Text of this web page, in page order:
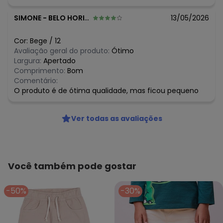
SIMONE - BELO HORIZONTE - MG 13/05/2026
Cor: Bege / 12
Avaliação geral do produto: Ótimo
Largura: Apertado
Comprimento: Bom
Comentário:
O produto é de ótima qualidade, mas ficou pequeno
Ver todas as avaliações
Você também pode gostar
-50% -30%